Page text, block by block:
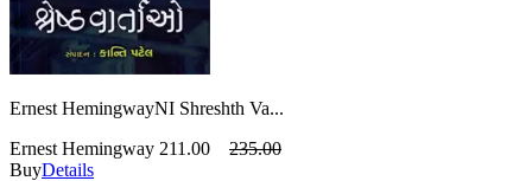
Ernest HemingwayNI Shreshth Va...
Ernest Hemingway 211.00
235.00
BuyDetails